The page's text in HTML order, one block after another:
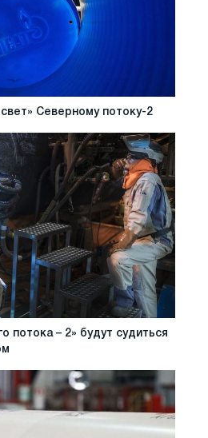
Северному потоку-2
потока – 2» будут судиться